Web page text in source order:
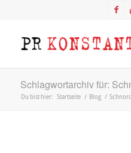
Schlagwortarchiv für:
Du bist hier: Startseite / Blog /